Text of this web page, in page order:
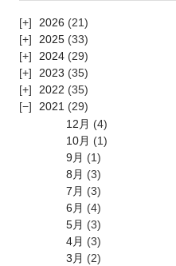
2026 (21)
2025 (33)
2024 (29)
2023 (35)
2022 (35)
2021 (29)
12月 (4)
10月 (1)
9月 (1)
8月 (3)
7月 (3)
6月 (4)
5月 (3)
4月 (3)
3月 (2)